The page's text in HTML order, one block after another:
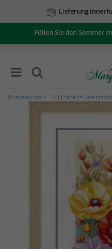
Lieferung
Füllen Sie den Sommer
Markenware L Lindner's